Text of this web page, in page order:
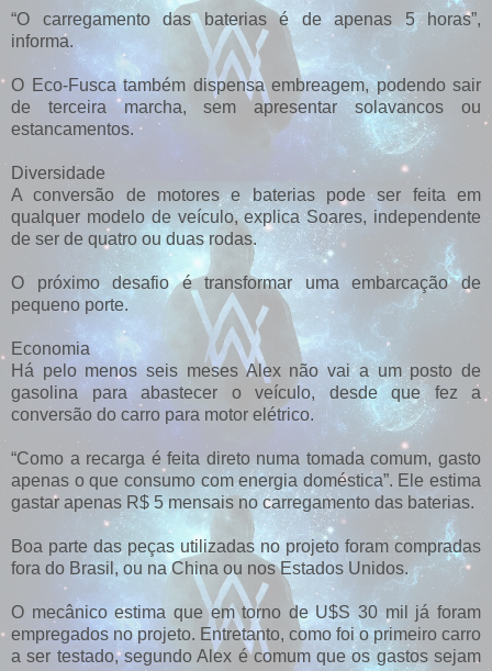
“O carregamento das baterias é de apenas 5 horas”,
informa.
O Eco-Fusca também dispensa embreagem, podendo sair
de terceira marcha, sem apresentar solavancos ou
estancamentos.
Diversidade
A conversão de motores e baterias pode ser feita em
qualquer modelo de veículo, explica Soares, independente
de ser de quatro ou duas rodas.
O próximo desafio é transformar uma embarcação de
pequeno porte.
Economia
Há pelo menos seis meses Alex não vai a um posto de
gasolina para abastecer o veículo, desde que fez a
conversão do carro para motor elétrico.
“Como a recarga é feita direto numa tomada comum, gasto
apenas o que consumo com energia doméstica”. Ele estima
gastar apenas R$ 5 mensais no carregamento das baterias.
Boa parte das peças utilizadas no projeto foram compradas
fora do Brasil, ou na China ou nos Estados Unidos.
O mecânico estima que em torno de U$S 30 mil já foram
empregados no projeto. Entretanto, como foi o primeiro carro
a ser testado, segundo Alex é comum que os gastos sejam